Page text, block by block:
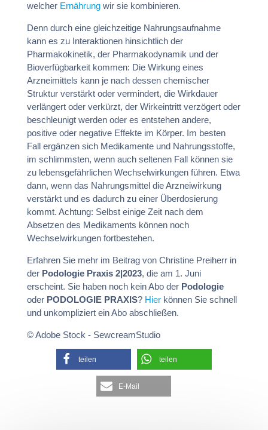
welcher Ernährung wir sie kombinieren.
Denn durch eine gleichzeitige Nahrungsaufnahme
kann es zu Interaktionen hinsichtlich der
Pharmakokinetik, der Pharmakodynamik und der
Bioverfügbarkeit kommen: Die Wirkung eines
Arzneimittels kann je nach dessen chemischer
Struktur verstärkt oder vermindert, die Wirkdauer
verlängert oder verkürzt, der Wirkeintritt verzögert oder
beschleunigt werden oder es entstehen andere,
positive oder negative Effekte im Körper. Im besten
Fall ergänzen sich Medikamente und Nahrungsstoffe,
im schlimmsten, wenn auch seltenen Fall können sie
zu lebensgefährlichen Wechselwirkungen führen. Etwa
dann, wenn das Nahrungsmittel die Arzneiwirkung
verstärkt und es dadurch zu einer Überdosierung
kommt. Achtung: Selbst einige Zeit nach dem
Absetzen des Medikaments können noch
Wechselwirkungen fortbestehen.
Erfahren Sie mehr im Beitrag von Christine Preiherr in
der Podologie Praxis 2|2023, die am 1. Juni
erscheint. Sie haben noch kein Abo der Podologie
oder PODOLOGIE PRAXIS? Hierkönnen Sie schnell
und unkompliziert ein Abo abschließen.
© Adobe Stock - SewcreamStudio
teilen teilen
E-Mail